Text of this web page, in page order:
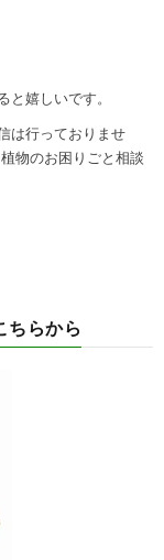
嬉しいです。
は行っておりませ
物のお困りごと相談
ちらから